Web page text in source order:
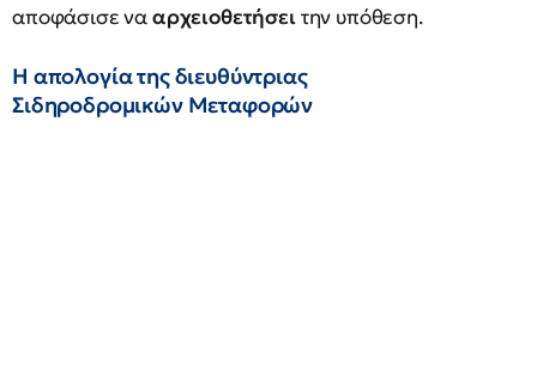
αποφάσισε νααρχειοθετήσειτην υπόθεση.
Η απολογία της διευθύντριας
Σιδηροδρομικών Μεταφορών